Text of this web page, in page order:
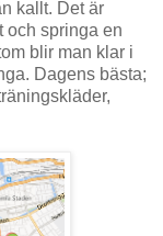
kallt. Det är
och springa en
blir man klar i
Dagens bästa;